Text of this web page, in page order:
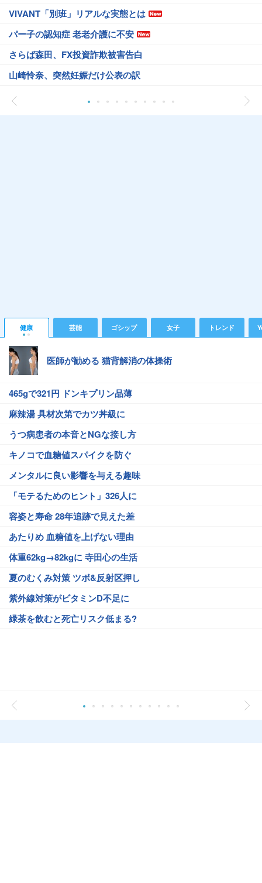
VIVANT「別班」リアルな実態とは
パー子の認知症 老老介護に不安
さらば森田、FX投資詐欺被害告白
山崎怜奈、突然妊娠だけ公表の訳
健康 芸能 ゴシップ 女子 トレンド
医師が勧める 猫背解消の体操術
465gで321円 ドンキプリン品薄
麻辣湯 具材次第でカツ丼級に
うつ病患者の本音とNGな接し方
キノコで血糖値スパイクを防ぐ
メンタルに良い影響を与える趣味
「モテるためのヒント」326人に
容姿と寿命 28年追跡で見えた差
あたりめ 血糖値を上げない理由
体重62kg→82kgに 寺田心の生活
夏のむくみ対策 ツボ&反射区押し
紫外線対策がビタミンD不足に
緑茶を飲むと死亡リスク低まる?